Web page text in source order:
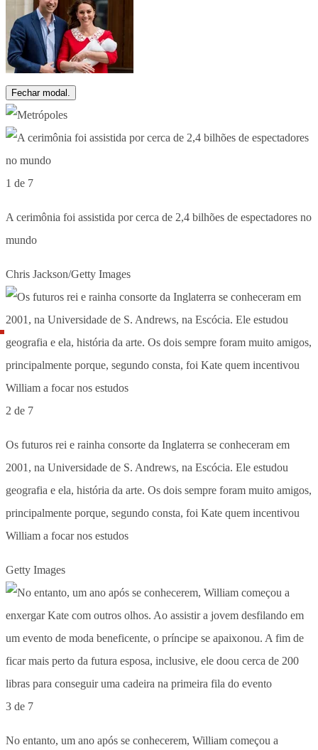
Fechar modal.
1 de 7
A cerimônia foi assistida por cerca de 2,4 bilhões de espectadores no
mundo
Chris Jackson/Getty Images
2 de 7
Os futuros rei e rainha consorte da Inglaterra se conheceram em
2001, na Universidade de S. Andrews, na Escócia. Ele estudou
geografia e ela, história da arte. Os dois sempre foram muito amigos,
principalmente porque, segundo consta, foi Kate quem incentivou
William a focar nos estudos
Getty Images
3 de 7
No entanto, um ano após se conhecerem, William começou a